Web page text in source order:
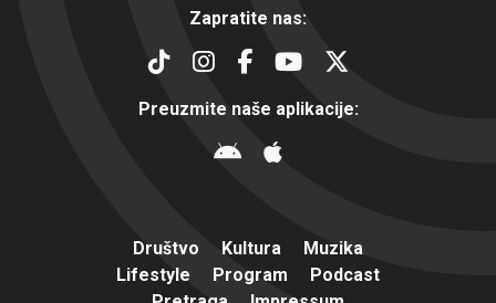
Zapratite nas:
Preuzmite naše aplikacije:
Društvo Kultura
Muzika
Lifestyle
Program
Podcast